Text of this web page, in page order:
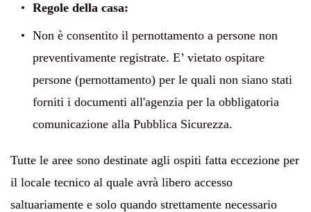
Regole della casa:
Non è consentito il pernottamento a persone non
preventivamente registrate. E’ vietato ospitare
persone (pernottamento) per le quali non siano stati
forniti i documenti all'agenzia per la obbligatoria
comunicazione alla Pubblica Sicurezza.
Tutte le aree sono destinate agli ospiti fatta eccezione per
il locale tecnico al quale avrà libero accesso
saltuariamente e solo quando strettamente necessario